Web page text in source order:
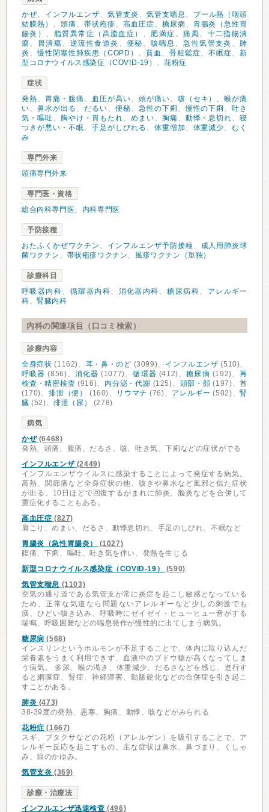
かぜ、 インフルエンザ、 気管支炎 、 気管支喘息 、
プール熱（咽頭
結膜熱） 、 頭痛 、 帯状疱疹、 高血圧症、 糖尿病、
胃腸炎（急性胃
腸炎） 、 脂質異常症（高脂血症） 、 肥満症 、痛風、 十二指腸潰
瘍、 胃潰瘍、 逆流性食道炎 、 便秘 、咳喘息 、急性気管支炎 、 肺
炎 、慢性閉塞性肺疾患（COPD） 、貧血 、骨粗鬆症、不眠症、新
型コロナウイルス感染症（COVID-19） 、花粉症
症状
発熱、 胃痛・腹痛 、 血圧が高い、 頭が痛い、 咳（セキ） 、喉が痛
い、 鼻水が出る 、 だるい、 便秘、 急性の下痢 、慢性の下痢 、吐き
気・嘔吐、 胸やけ・胃もたれ、 めまい、 胸痛 、 動悸・息切れ、寝
つきが悪い・不眠、 手足がしびれる 、 体重増加 、 体重減少、むく
み
専門外来
頭痛専門外来
専門医・資格
総合内科専門医、 内科専門医
予防接種
おたふくかぜワクチン 、 インフルエンザ予防接種、
成人用肺炎球
菌ワクチン 、 帯状疱疹ワクチン、 風疹ワクチン（単独）
診療科目
呼吸器内科、 循環器内科、 消化器内科 、糖尿病科、 アレルギー
科、腎臓内科
内科の関連項目（口コミ検索）
診療内容
全身症状 (1162)、 耳・鼻・のど (3099)、 インフルエンザ (510)、
呼吸器 (856)、 消化器 (1077)、循環器 (412)、糖尿病 (192)、再
検査・精密検査 (916)、 内分泌・代謝 (125)、 頭部・顔 (197)、首
(170)、排泄（便） (160)、 リウマチ (76)、 アレルギー (502)、腎
臓 (52)、排泄（尿） (278)
病気
かぜ(6468)
発熱、頭痛、腹痛、だるさ、咳、吐き気、下痢などの症状がでる
インフルエンザ(2449)
インフルエンザウイルスに感染することによって発症する病気。
高熱、関節痛など全身症状の他、咳きや鼻水など風邪と似た症状
が出る。10日ほどで回復するがまれに肺炎、脳炎などを合併して
重症化することもある。
高血圧症 (827)
肩こり、めまい、だるさ、動悸息切れ、手足のしびれ、不眠など
胃腸炎（急性胃腸炎）
(1027)
腹痛、下痢、嘔吐、吐き気を伴い、発熱を生じる
新型コロナウイルス感染症（COVID-19）
(590)
気管支喘息 (1103)
空気の通り道である気管支が常に炎症を起こし敏感となっている
ため、正常な気道なら問題ないアレルギーなど少しの刺激でも
痰、ひどい咳き込み、呼吸時にゼイゼイ・ヒューヒュー音がする
喘鳴、呼吸困難などの喘息発作が慢性的に出てしまう病気。
糖尿病 (568)
インスリンというホルモンが不足することで、体内に取り込んだ
栄養素をうまく利用できず、血液中のブドウ糖が高くなってしま
う病気。 多尿、喉の渇き、体重減少、だるさなどを感じ、進行す
ると網膜症、腎症、神経障害、動脈硬化などの合併症を引き起こ
すことがある。
肺炎 (473)
38-39度の発熱、悪寒、胸痛、動悸、咳などがみられる
花粉症 (1667)
スギ、ブタクサなどの花粉（アレルゲン）を吸引することで、ア
レルギー反応を起こすもの。主な症状は鼻水、鼻づまり、くしゃ
み、目のかゆみ。
気管支炎 (369)
診療・治療法
インフルエンザ迅速検査 (496)